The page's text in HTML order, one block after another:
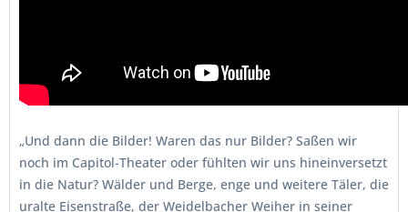
„Und dann die Bilder! Waren das nur Bilder? Saßen wir
noch im Capitol-Theater oder fühlten wir uns hineinversetzt
in die Natur? Wälder und Berge, enge und weitere Täler, die
uralte Eisenstraße, der Weidelbacher Weiher in seiner